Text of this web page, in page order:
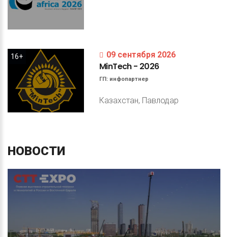
16+ 09 сентября 2026
MinTech- 2026
ГП: инфопартнер
Казахстан, Павлодар
НОВОСТИ